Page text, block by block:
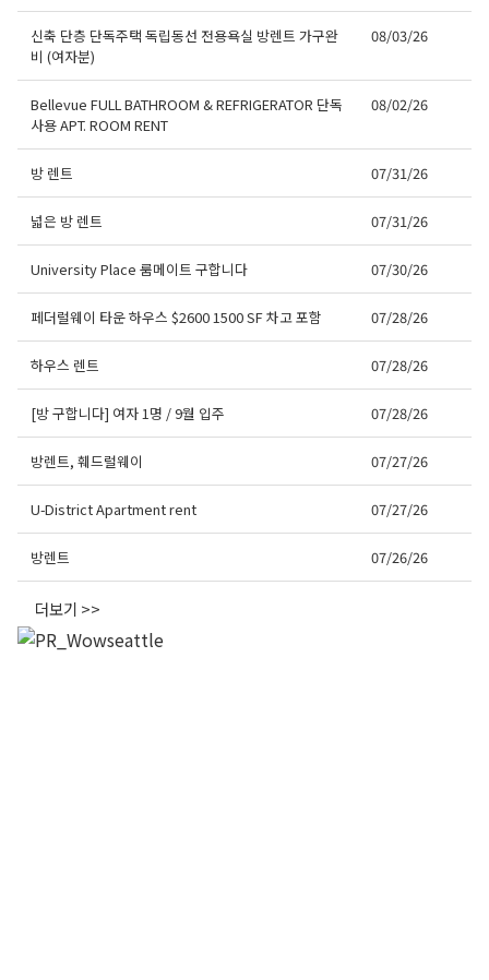
신축 단층 단독주택 독립동선 전용욕실 방렌트 가구완
비 (여자분)
08/03/26
Bellevue FULL BATHROOM & REFRIGERATOR 단독
사용 APT. ROOM RENT
08/02/26
방 렌트 07/31/26
넓은 방 렌트 07/31/26
University Place 룸메이트 구합니다 07/30/26
페더럴웨이 타운 하우스 $2600 1500 SF 차고 포함 07/28/26
하우스 렌트 07/28/26
[방 구합니다] 여자 1명 / 9월 입주 07/28/26
방렌트, 훼드럴웨이 07/27/26
U-District Apartment rent 07/27/26
방렌트 07/26/26
더보기 >>